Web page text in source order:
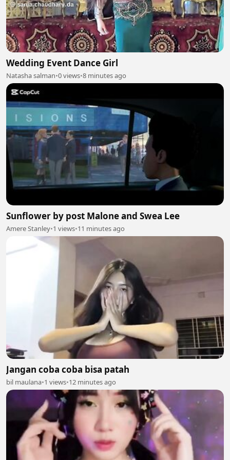
Wedding Event Dance Girl
Natasha salman•0 views•8 minutes ago
Sunflower by post Malone and Swea Lee
Amere Stanley•1 views•11 minutes ago
Jangan coba coba bisa patah
bil maulana•1 views•12 minutes ago